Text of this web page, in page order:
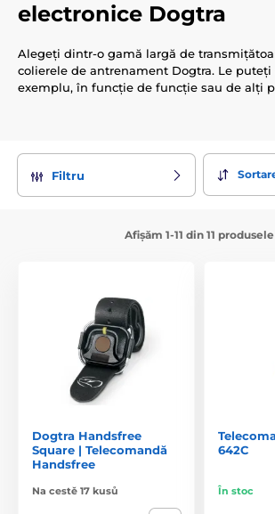
electronice Dogtra
Alegeți dintr-o gamă largă de
colierele de antrenament Dogtra. Le puteți
exemplu, în funcție de funcție sau de alți
Filtru
Afișăm 1-11 din 11 produsele
Dogtra Handsfree
Square | Telecomandă
Handsfree
Na cestě 17 kusů
642C
În stoc